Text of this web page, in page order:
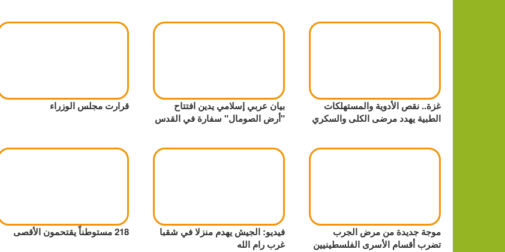
غزة.. نقص الأدوية والمستهلكات
الطبية يهدد مرضى الكلى والسكري
بيان عربي إسلامي يدين افتتاح
"أرض الصومال" سفارة في القدس
قرارت مجلس الوزراء
موجة جديدة من مرض الجرب
تضرب أقسام الأسرى الفلسطينيين
فيديو: الجيش يهدم منزلا في شقبا
غرب رام الله
218 مستوطناً يقتحمون الأقصى